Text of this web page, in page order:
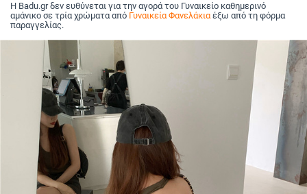
Η Badu.gr δεν ευθύνεται για την αγορά του Γυναικείο καθημερινό
αμάνικο σε τρία χρώματα από Γυναικεία Φανελάκιαέξω από τη φόρμα
παραγγελίας.